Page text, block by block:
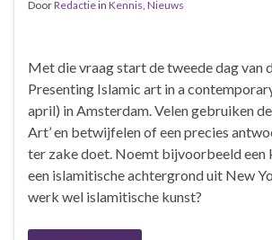
DoorRedactiein Kennis, Nieuws
Met die vraag start de tweede dag van
Presenting Islamic art in a
april) in Amsterdam. Velen gebruiken
Art’ en betwijfelen of een precies
ter zake doet. Noemt bijvoorbeeld een
een islamitische achtergrond uit New
werk wel islamitische kunst?